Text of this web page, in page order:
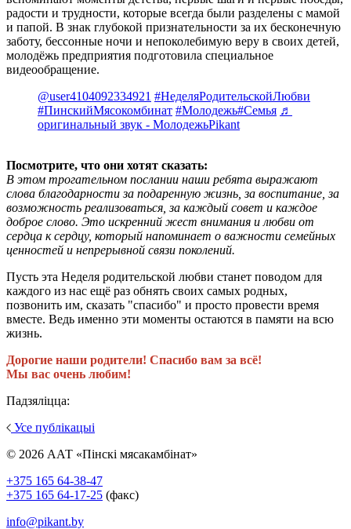
радости и трудности, которые всегда были разделены с мамой
и папой. В знак глубокой признательности за их бесконечную
заботу, бессонные ночи и непоколебимую веру в своих детей,
молодёжь предприятия подготовила специальное
видеообращение.
@user4104092334921 #НеделяРодительскойЛюбви
#ПинскийМясокомбинат #Молодежь#Семья ♬
оригинальный звук - МолодежьPikant
Посмотрите, что они хотят сказать:
В этом трогательном послании наши ребята выражают
слова благодарности за подаренную жизнь, за воспитание, за
возможность реализоваться, за каждый совет и каждое
доброе слово. Это искренний жест внимания и любви от
сердца к сердцу, который напоминает о важности семейных
ценностей и непрерывной связи поколений.
Пусть эта Неделя родительской любви станет поводом для
каждого из нас ещё раз обнять своих самых родных,
позвонить им, сказать "спасибо" и просто провести время
вместе. Ведь именно эти моменты остаются в памяти на всю
жизнь.
Дорогие наши родители! Спасибо вам за всё!
Мы вас очень любим!
Падзяліцца:
Усе публікацыі
© 2026 ААТ «Пінскі мясакамбінат»
+375 165 64-38-47
+375 165 64-17-25 (факс)
info@pikant.by